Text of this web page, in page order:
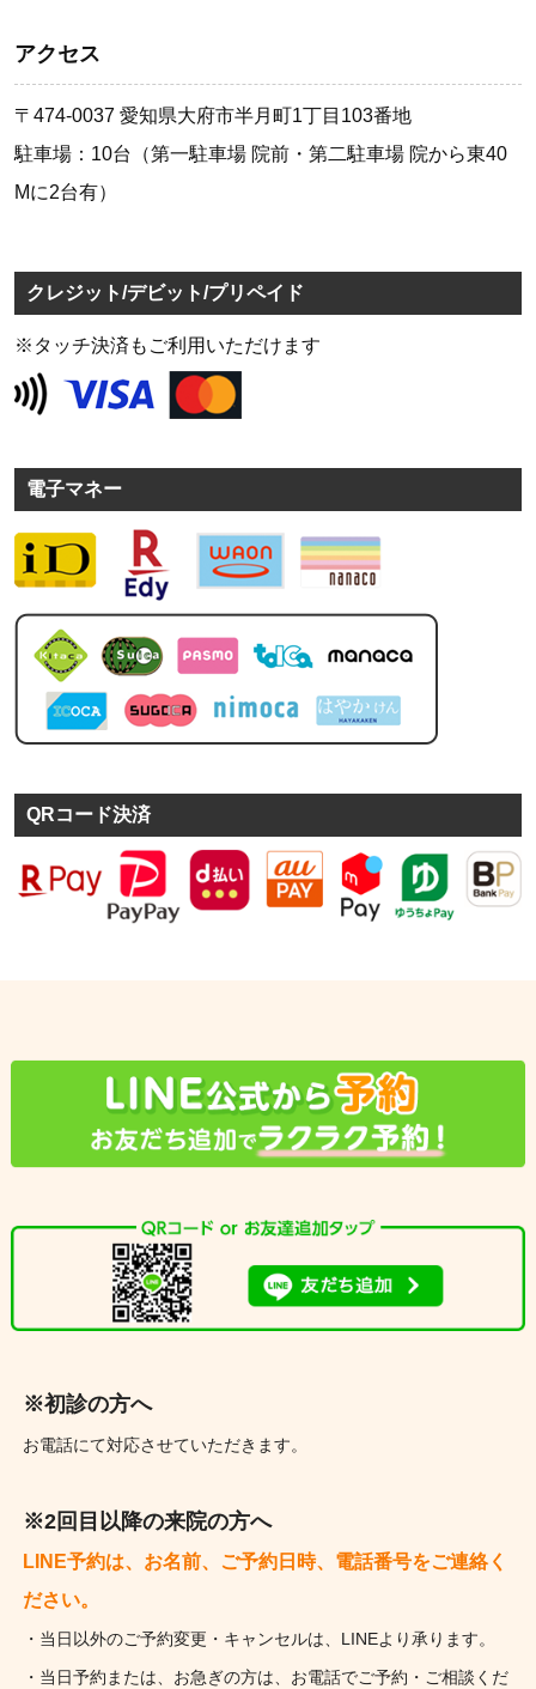
アクセス
〒474-0037 愛知県大府市半月町1丁目103番地
駐車場：10台（第一駐車場 院前・第二駐車場 院から東40
Mに2台有）
クレジット/デビット/プリペイド
※タッチ決済もご利用いただけます
電子マネー
QRコード決済
※初診の方へ
お電話にて対応させていただきます。
※2回目以降の来院の方へ
LINE予約は、お名前、ご予約日時、電話番号をご連絡く
ださい。
・当日以外のご予約変更・キャンセルは、LINEより承ります。
・当日予約または、お急ぎの方は、お電話でご予約・ご相談くだ